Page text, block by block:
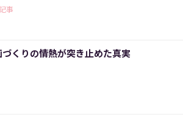
事
づくりの情熱が突き止めた真実